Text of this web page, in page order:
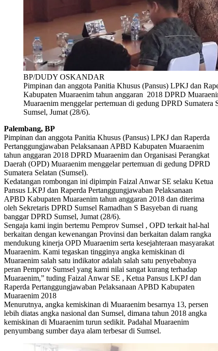
BP/DUDY OSKANDAR
Pimpinan dan anggota Panitia Khusus (Pansus) LPKJ dan
Kabupaten Muaraenim tahun anggaran 2018 DPRD
Muaraenim menggelar pertemuan di gedung DPRD Sumatera
Sumsel, Jumat (28/6).
Palembang, BP
Pimpinan dan anggota Panitia Khusus (Pansus) LPKJ dan Raperda
Pertanggungjawaban Pelaksanaan APBD Kabupaten Muaraenim
tahun anggaran 2018 DPRD Muaraenim dan Organisasi Perangkat
Daerah (OPD) Muaraenim menggelar pertemuan di gedung DPRD
Sumatera Selatan (Sumsel).
Kedatangan rombongan ini dipimpin Faizal Anwar SE selaku Ketua
Pansus LKPJ dan Raperda Pertanggungjawaban Pelaksanaan
APBD Kabupaten Muaraenim tahun anggaran 2018 dan diterima
oleh Sekretaris DPRD Sumsel Ramadhan S Basyeban di ruang
banggar DPRD Sumsel, Jumat (28/6).
Sengaja kami ingin bertemu Pemprov Sumsel , OPD terkait hal-hal
berkaitan dengan kewenangan Provinsi dan berkaitan dalam rangka
mendukung kinerja OPD Muaraenim serta kesejahteraan masyarakat
Muaraenim. Kami tegaskan tingginya angka kemiskinan di
Muaraenim salah satu indikator adalah salah satu penyebabnya
peran Pemprov Sumsel yang kami nilai sangat kurang terhadap
Muaraenim,” tuding Faizal Anwar SE , Ketua Pansus LKPJ dan
Raperda Pertanggungjawaban Pelaksanaan APBD Kabupaten
Muaraenim 2018
Menurutnya, angka kemiskinan di Muaraenim besarnya 13, persen
lebih diatas angka nasional dan Sumsel, dimana tahun 2018 angka
kemiskinan di Muaraenim turun sedikit. Padahal Muaraenim
penyumbang sumber daya alam terbesar di Sumsel.